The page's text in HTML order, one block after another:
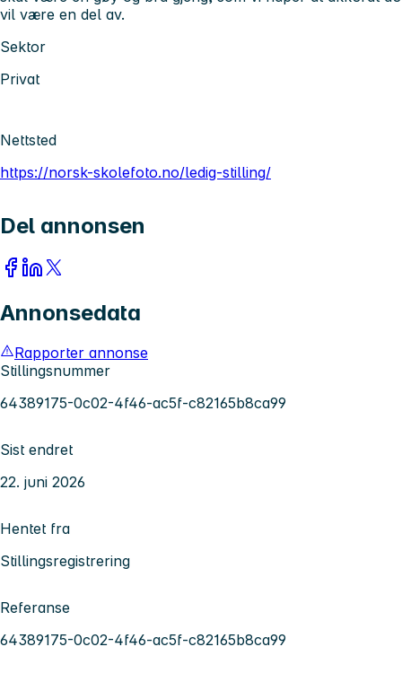
vil være en del av.
Sektor
Privat
Nettsted
https://norsk-skolefoto.no/ledig-stilling/
Del annonsen
Annonsedata
Rapporter annonse
Stillingsnummer
64389175-0c02-4f46-ac5f-c82165b8ca99
Sist endret
22. juni 2026
Hentet fra
Stillingsregistrering
Referanse
64389175-0c02-4f46-ac5f-c82165b8ca99